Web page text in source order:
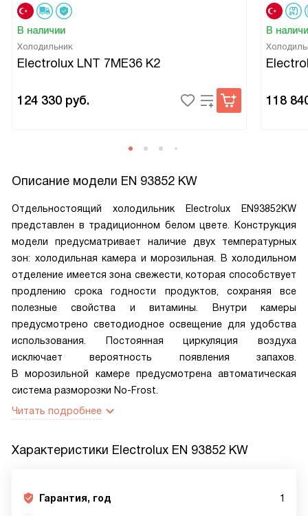
В наличии
Холодильник
Electrolux LNT 7ME36 K2
124 330 руб.
В
118
Описание модели EN 93852 KW
Отдельностоящий холодильник Electrolux EN93852KW
представлен в традиционном белом цвете. Конструкция
модели предусматривает наличие двух температурных
зон: холодильная камера и морозильная. В холодильном
отделение имеется зона свежести, которая способствует
продлению срока годности продуктов, сохраняя все
полезные свойства и витамины. Внутри камеры
предусмотрено светодиодное освещение для удобства
использования. Постоянная циркуляция воздуха
исключает вероятность появления запахов.
В морозильной камере предусмотрена автоматическая
система разморозки No-Frost.
Читать подробнее
Характеристики Electrolux EN 93852 KW
Гарантия, год 1